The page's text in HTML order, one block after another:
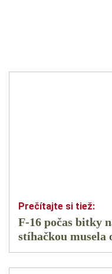
F-16 počas bitky
stíhačkou